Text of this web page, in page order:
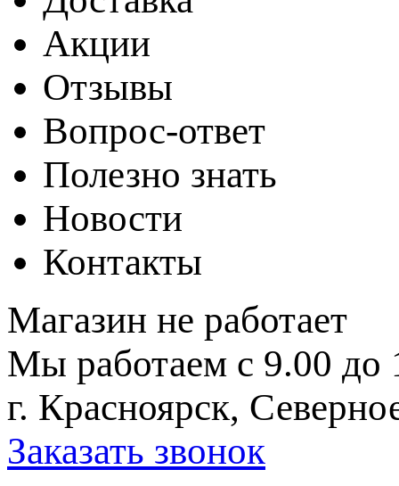
Акции
Отзывы
Вопрос-ответ
Полезно знать
Новости
Контакты
Магазин не работает
Мы работаем с 9.00 до
г. Красноярск,
Заказать звонок